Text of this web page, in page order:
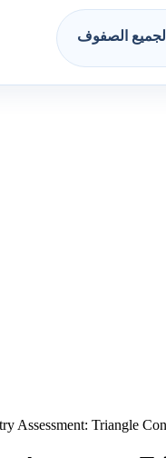
الصفوف
Assessment: Triangle